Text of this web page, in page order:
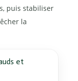
puis stabiliser
la
et